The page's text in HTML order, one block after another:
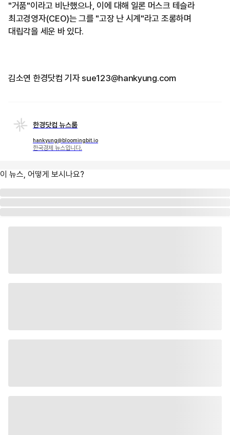
"거품"이라고 비난했으나, 이에 대해 일론 머스크 테슬라
최고경영자(CEO)는 그를 "고장 난 시계"라고 조롱하며
대립각을 세운 바 있다.
김소연 한경닷컴 기자 sue123@hankyung.com
한경닷컴 뉴스룸
hankyung@bloomingbit.io
한국경제 뉴스입니다.
이 뉴스, 어떻게 보시나요?